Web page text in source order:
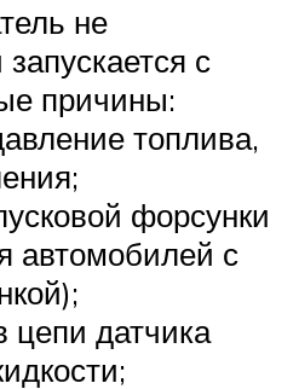
не
с
причины:
топлива,
форсунки
автомобилей с
цепи датчика